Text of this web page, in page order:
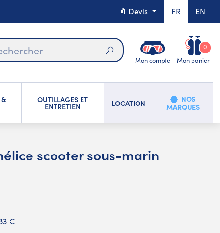
Devis FR EN
Rechercher
Mon compte Mon panier
0
& OUTILLAGES ET
ENTRETIEN LOCATION
NOS
MARQUES
scooter sous-marin
€